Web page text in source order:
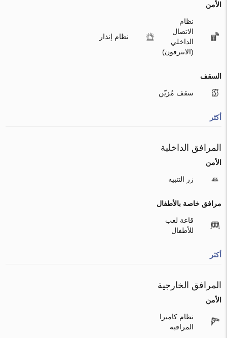
الأمن
نظام
الاتصال
الداخلي
(الانترفون)
نظام إنذار
السقف
سقف مُزيّن
أكثر
المرافق الداخلية
الأمن
زر التنبيه
مرافق خاصة بالأطفال
قاعة لعب
للأطفال
أكثر
المرافق الخارجية
الأمن
نظام كاميرا
المراقبة